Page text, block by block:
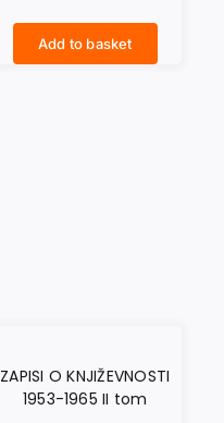
Add to basket
ZAPISI O KNJIŽEVNOSTI
1953-1965 II tom